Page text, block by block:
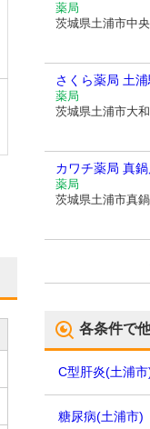
薬局
茨城県土浦市中
さくら薬局 土
薬局
茨城県土浦市大
カワチ薬局 真
薬局
茨城県土浦市真
各条件で
C型肝炎(土浦市
糖尿病(土浦市)